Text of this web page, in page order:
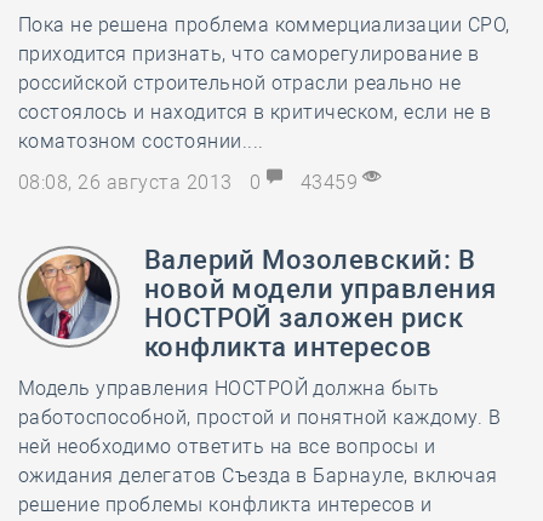
Пока не решена проблема коммерциализации СРО,
приходится признать, что саморегулирование в
российской строительной отрасли реально не
состоялось и находится в критическом, если не в
коматозном состоянии....
08:08, 26 августа 2013
0 43459
Валерий Мозолевский: В
новой модели управления
НОСТРОЙ заложен риск
конфликта интересов
Модель управления НОСТРОЙ должна быть
работоспособной, простой и понятной каждому. В
ней необходимо ответить на все вопросы и
ожидания делегатов Съезда в Барнауле, включая
решение проблемы конфликта интересов и